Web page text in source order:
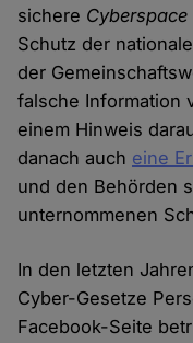
sichere Cyberspace
Schutz der
der
falsche Information
einem Hinweis
danach auch eine
und den Behörden
unternommenen
In den letzten
Cyber-Gesetze
Facebook-Seite